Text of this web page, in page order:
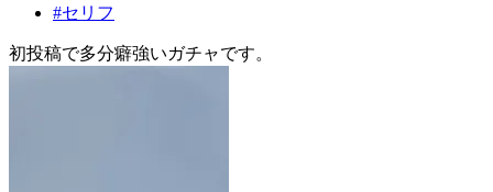
#セリフ
初投稿で多分癖強いガチャです。